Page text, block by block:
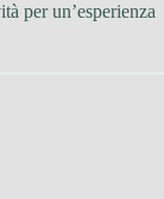
per un’esperienza